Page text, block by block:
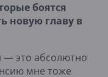
боятся
новую главу в
— это абсолютно
мне тоже